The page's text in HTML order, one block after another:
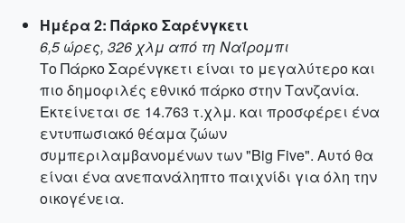
Ημέρα 2: Πάρκο Σαρένγκετι
6,5 ώρες, 326 χλμ από τη Ναΐρομπι
Το Πάρκο Σαρένγκετι είναι το μεγαλύτερο και
πιο δημοφιλές εθνικό πάρκο στην Τανζανία.
Εκτείνεται σε 14.763 τ.χλμ. και προσφέρει ένα
εντυπωσιακό θέαμα ζώων
συμπεριλαμβανομένων των "Big Five". Αυτό θα
είναι ένα ανεπανάληπτο παιχνίδι για όλη την
οικογένεια.